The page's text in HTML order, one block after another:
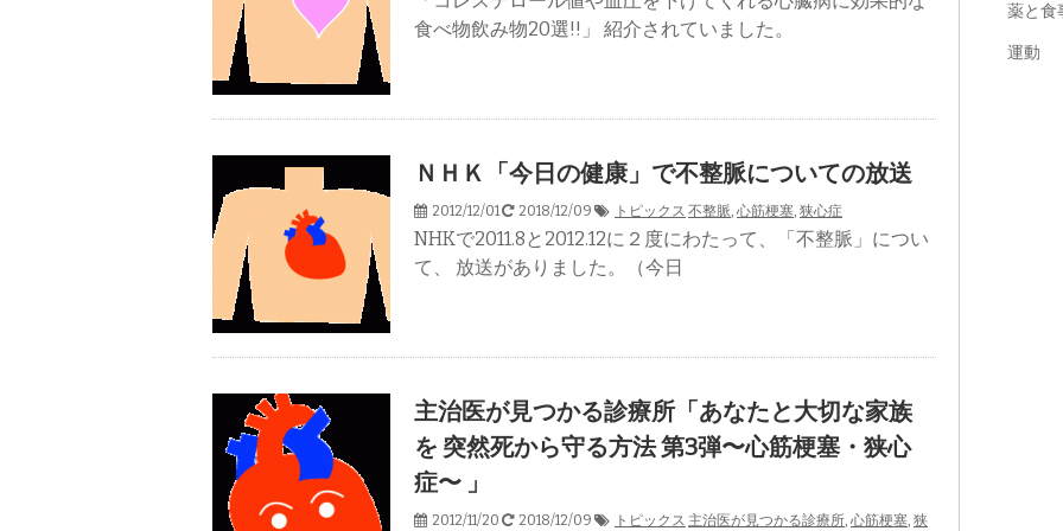
食べ物飲み物20選!!」 紹介されていました。
ＮＨＫ「今日の健康」で不整脈についての放送
2012/12/01 2018/12/09 トピックス 不整脈, 心筋梗塞, 狭心症
NHKで2011.8と2012.12に２度にわたって、「不整脈」につい
て、 放送がありました。（今日
主治医が見つかる診療所「あなたと大切な家族
を 突然死から守る方法 第3弾〜心筋梗塞・狭心
症〜 」
2012/11/20 2018/12/09 トピックス 主治医が見つかる診療所, 心筋梗塞, 狭
薬と食
運動